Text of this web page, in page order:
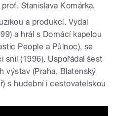
Stanislava Komárka.
a produkcí. Vydal
a hrál s Domácí kapelou
People a Půlnoc), se
snil (1996). Uspořádal šest
výstav (Praha, Blatenský
s hudební i cestovatelskou